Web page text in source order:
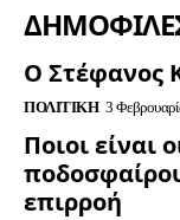
Ο Στέφανος
ΠΟΛΙΤΙΚΉ 3
Ποιοι είναι
επιρροή